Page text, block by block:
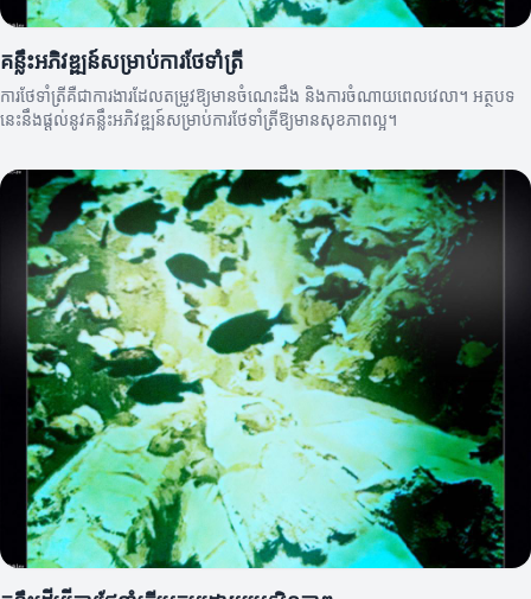
គន្លឹះអភិវឌ្ឍន៍សម្រាប់ការថែទាំត្រី
ការថែទាំត្រីគឺជាការងារដែលតម្រូវឱ្យមានចំណេះដឹង និងការចំណាយពេលវេលា។ អត្ថបទ
នេះនឹងផ្តល់នូវគន្លឹះអភិវឌ្ឍន៍សម្រាប់ការថែទាំត្រីឱ្យមានសុខភាពល្អ។